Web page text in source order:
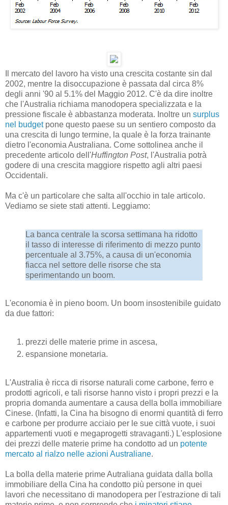
Il mercato del lavoro ha visto una crescita costante sin dal
2002, mentre la disoccupazione è passata dal circa 8%
degli anni '90 al 5.1% del Maggio 2012. C'è da dire inoltre
che l'Australia richiama manodopera specializzata e la
pressione fiscale è abbastanza moderata. Inoltre un surplus
nel budgetpone questo paese su un sentiero composto da
una crescita di lungo termine, la quale è la forza trainante
dietro l'economia Australiana. Come sottolinea anche il
precedente articolo dell'Huffington Post, l'Australia potrà
godere di una crescita maggiore rispetto agli altri paesi
Occidentali.
Ma c'è un particolare che salta all'occhio in tale articolo.
Vediamo se siete stati attenti. Leggiamo:
La banca centrale la scorsa settimana ha ridotto
il tasso di interesse di riferimento di mezzo punto
percentuale al 3.75%, a causa di un'economia
fiacca nel settore delle risorse che sta
sperimentando un boom.
L'economia è in pieno boom. Un boom insostenibile guidato
da due fattori:
prezzi delle materie prime in ascesa,
espansione monetaria.
L'Australia è ricca di risorse naturali come carbone, ferro e
prodotti agricoli, e tali risorse hanno visto i propri prezzi e la
propria domanda aumentare a causa della bolla immobiliare
Cinese. (Infatti, la Cina ha bisogno di enormi quantità di ferro
e carbone per produrre acciaio per le sue città vuote, i suoi
appartementi vuoti e megaprogetti stravaganti.) L'esplosione
dei prezzi delle materie prime ha condotto ad un potente
mercato al rialzo nelle azioni Australiane.
La bolla della materie prime Autraliana guidata dalla bolla
immobiliare della Cina ha condotto più persone in quei
lavori che necessitano di manodopera per l'estrazione di tali